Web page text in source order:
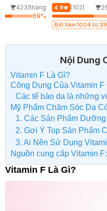
423/tháng
69%
Hồi Da 100ml
4.9 (102)
Bill Skin1004 từ
Nội Dung
Vitamin F Là Gì?
Công Dụng Của Vitamin
Các tế bào da là những
Mỹ Phẩm Chăm Sóc Da
1. Các Sản Phẩm
2. Gợi Ý Top Sản Phẩm
3. Ai Nên Sử Dụng
Nguồn cung cấp Vitamin
Vitamin F Là Gì?